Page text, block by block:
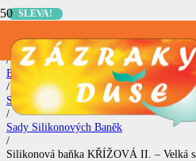
Úvodní stránka
/
BAŇKOVÁNÍ
/
Silikonové Baňky
/
Sady Silikonových Baněk
/
Silikonová baňka KŘÍŽOVÁ II. – Velká
SLEVA!